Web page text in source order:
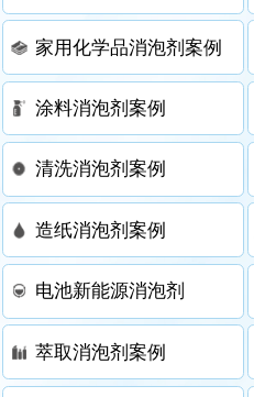
家用化学品消泡剂案例
涂料消泡剂案例
清洗消泡剂案例
造纸消泡剂案例
电池新能源消泡剂
萃取消泡剂案例